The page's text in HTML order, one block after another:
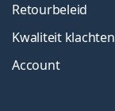
Retourbeleid
Kwaliteit klachten
Account